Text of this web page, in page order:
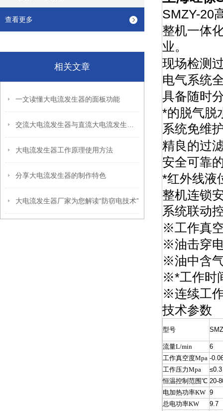
查看更多
相关文章
一文读懂大电流发生器的面板功能
大电流发生器工作原理使用方法
分享大电流发生器的制作特色
大电流发生器厂家为您解读“防窃电技术”
SMZY-20
整机一体
业。
现场检测
电气系统
具备随时
*的脱气脱
系统免维
精良的过
安全可靠
*红外线液
整机连锁
系统联动
※工作真
※油击穿
※油中含
※*工作时
※连续工
技术参数
型号
流量L/min
6
工作真空度Mpa -
工作压力Mpa
≤0.3
恒温控制范围℃ 20-
电加热功率KW 9
总电功率KW
9.7